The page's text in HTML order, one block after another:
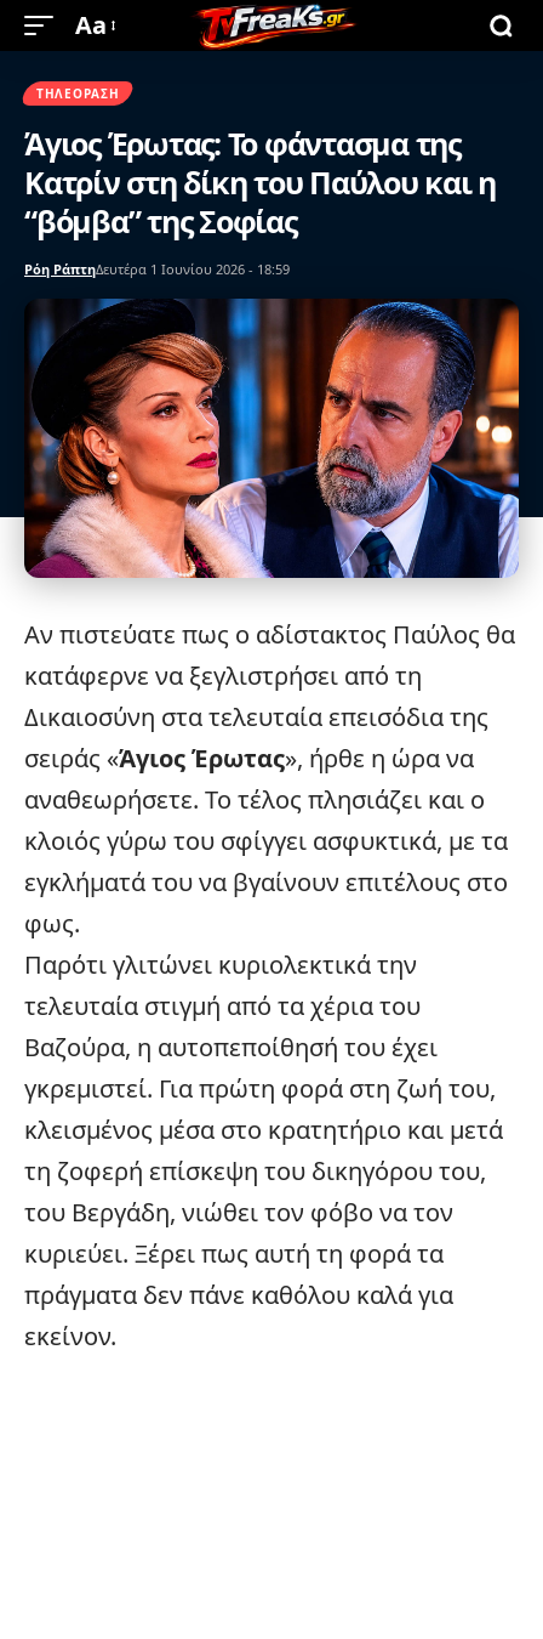
Aa
ΤΗΛΕΌΡΑΣΗ
Άγιος Έρωτας: Το φάντασμα της
Κατρίν στη δίκη του Παύλου και η
“βόμβα” της Σοφίας
Ρόη ΡάπτηΔευτέρα 1 Ιουνίου 2026 - 18:59
Αν πιστεύατε πως ο αδίστακτος Παύλος θα
κατάφερνε να ξεγλιστρήσει από τη
Δικαιοσύνη στα τελευταία επεισόδια της
σειράς «Άγιος Έρωτας», ήρθε η ώρα να
αναθεωρήσετε. Το τέλος πλησιάζει και ο
κλοιός γύρω του σφίγγει ασφυκτικά, με τα
εγκλήματά του να βγαίνουν επιτέλους στο
φως.
Παρότι γλιτώνει κυριολεκτικά την
τελευταία στιγμή από τα χέρια του
Βαζούρα, η αυτοπεποίθησή του έχει
γκρεμιστεί. Για πρώτη φορά στη ζωή του,
κλεισμένος μέσα στο κρατητήριο και μετά
τη ζοφερή επίσκεψη του δικηγόρου του,
του Βεργάδη, νιώθει τον φόβο να τον
κυριεύει. Ξέρει πως αυτή τη φορά τα
πράγματα δεν πάνε καθόλου καλά για
εκείνον.